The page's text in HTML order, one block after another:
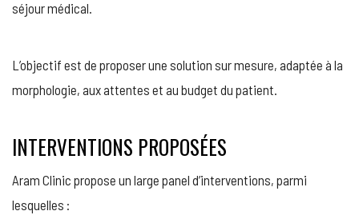
séjour médical.
L’objectif est de proposer une solution sur mesure, adaptée à la
morphologie, aux attentes et au budget du patient.
INTERVENTIONS PROPOSÉES
Aram Clinic propose un large panel d’interventions, parmi
lesquelles :